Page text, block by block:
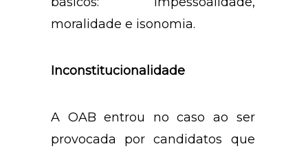
moralidade e isonomia.
Inconstitucionalidade
A OAB entrou no caso ao ser
provocada por candidatos que